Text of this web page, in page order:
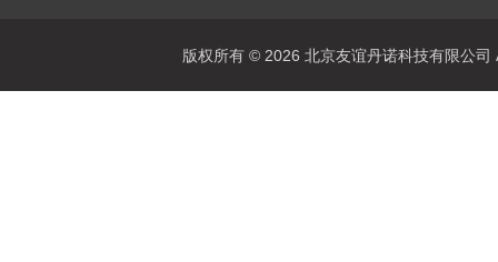
版权所有 © 2026 北京友谊丹诺科技有限